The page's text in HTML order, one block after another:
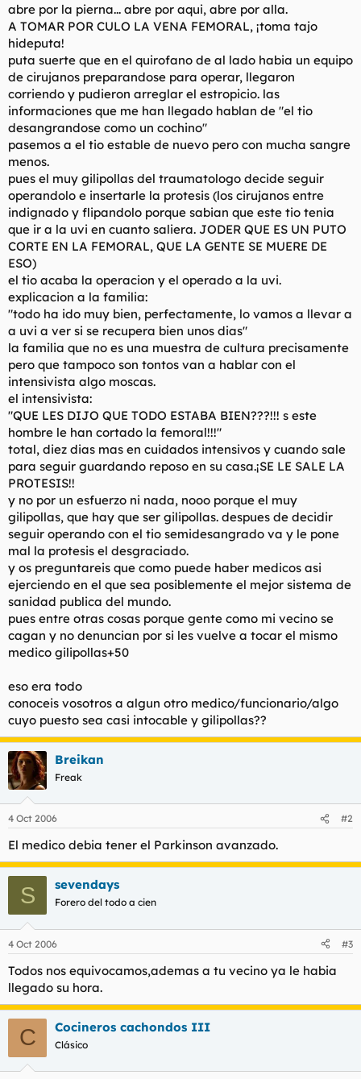
abre por la pierna... abre por aqui, abre por alla.
A TOMAR POR CULO LA VENA FEMORAL, ¡toma tajo
hideputa!
puta suerte que en el quirofano de al lado habia un equipo
de cirujanos preparandose para operar, llegaron
corriendo y pudieron arreglar el estropicio. las
informaciones que me han llegado hablan de "el tio
desangrandose como un cochino"
pasemos a el tio estable de nuevo pero con mucha sangre
menos.
pues el muy gilipollas del traumatologo decide seguir
operandolo e insertarle la protesis (los cirujanos entre
indignado y flipandolo porque sabian que este tio tenia
que ir a la uvi en cuanto saliera. JODER QUE ES UN PUTO
CORTE EN LA FEMORAL, QUE LA GENTE SE MUERE DE
ESO)
el tio acaba la operacion y el operado a la uvi.
explicacion a la familia:
"todo ha ido muy bien, perfectamente, lo vamos a llevar a
a uvi a ver si se recupera bien unos dias"
la familia que no es una muestra de cultura precisamente
pero que tampoco son tontos van a hablar con el
intensivista algo moscas.
el intensivista:
"QUE LES DIJO QUE TODO ESTABA BIEN???!!! s este
hombre le han cortado la femoral!!!"
total, diez dias mas en cuidados intensivos y cuando sale
para seguir guardando reposo en su casa.¡SE LE SALE LA
PROTESIS!!
y no por un esfuerzo ni nada, nooo porque el muy
gilipollas, que hay que ser gilipollas. despues de decidir
seguir operando con el tio semidesangrado va y le pone
mal la protesis el desgraciado.
y os preguntareis que como puede haber medicos asi
ejerciendo en el que sea posiblemente el mejor sistema de
sanidad publica del mundo.
pues entre otras cosas porque gente como mi vecino se
cagan y no denuncian por si les vuelve a tocar el mismo
medico gilipollas+50
eso era todo
conoceis vosotros a algun otro medico/funcionario/algo
cuyo puesto sea casi intocable y gilipollas??
Breikan
Freak
4 Oct 2006 #2
El medico debia tener el Parkinson avanzado.
S sevendays
Forero del todo a cien
4 Oct 2006 #3
Todos nos equivocamos,ademas a tu vecino ya le habia
llegado su hora.
C Cocineros cachondos III
Clásico